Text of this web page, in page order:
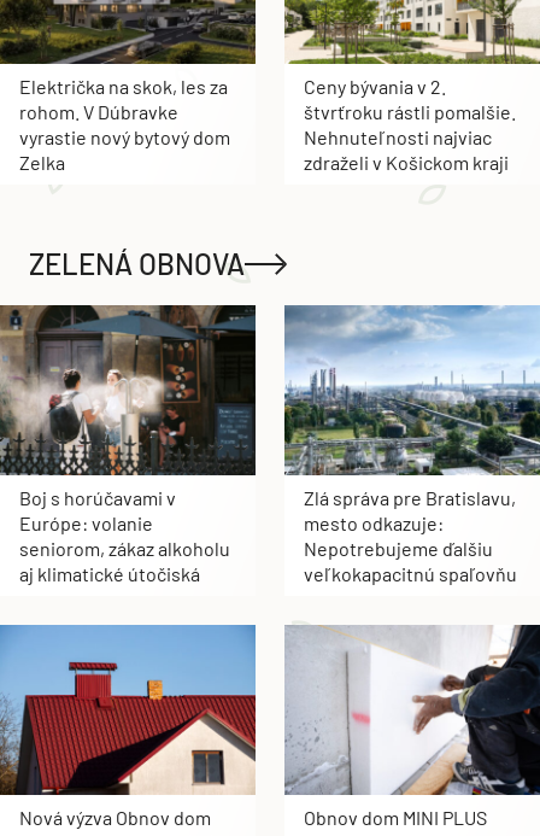
Električka na skok, les za
rohom. V Dúbravke
vyrastie nový bytový dom
Zelka
Ceny bývania v 2.
štvrťroku rástli pomalšie.
Nehnuteľnosti najviac
zdraželi v Košickom kraji
ZELENÁ OBNOVA
Boj s horúčavami v
Európe: volanie
seniorom, zákaz alkoholu
aj klimatické útočiská
Zlá správa pre Bratislavu,
mesto odkazuje:
Nepotrebujeme ďalšiu
veľkokapacitnú spaľovňu
Nová výzva Obnov dom
Obnov dom MINI PLUS